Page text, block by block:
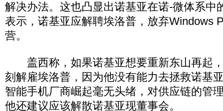
解决办法。这也凸显出诺基亚在诺-微体系中
表示，诺基亚应解聘埃洛普，放弃Windows
营。
盖西称，如果诺基亚想要重新东山再起
刻解雇埃洛普，因为他没有能力去拯救诺基
智能手机厂商崛起毫无头绪，对供应链的管
他还建议应该解散诺基亚现董事会。